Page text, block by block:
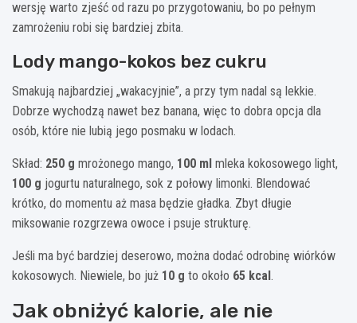
wersję warto zjeść od razu po przygotowaniu, bo po pełnym
zamrożeniu robi się bardziej zbita.
Lody mango-kokos bez cukru
Smakują najbardziej „wakacyjnie”, a przy tym nadal są lekkie.
Dobrze wychodzą nawet bez banana, więc to dobra opcja dla
osób, które nie lubią jego posmaku w lodach.
Skład: 250 g mrożonego mango, 100 ml mleka kokosowego light,
100 g jogurtu naturalnego, sok z połowy limonki. Blendować
krótko, do momentu aż masa będzie gładka. Zbyt długie
miksowanie rozgrzewa owoce i psuje strukturę.
Jeśli ma być bardziej deserowo, można dodać odrobinę wiórków
kokosowych. Niewiele, bo już 10 g to około 65 kcal.
Jak obniżyć kalorie, ale nie